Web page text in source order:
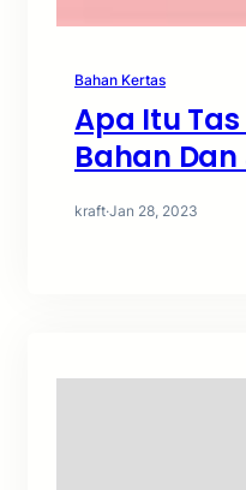
Bahan Kertas
Apa Itu
Bahan
kraft·Jan 28, 2023